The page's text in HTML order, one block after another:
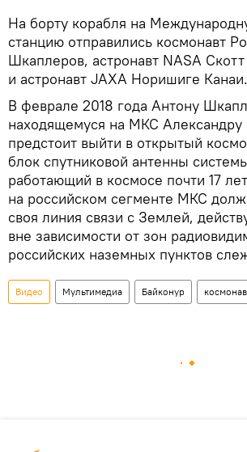
На борту корабля на
станцию отправились космонавт
Шкаплеров, астронавт NASA Скотт
и астронавт JAXA Норишиге Канаи.
В феврале 2018 года Антону
находящемуся на МКС Александру
предстоит выйти в открытый
блок спутниковой антенны
работающий в космосе почти 17
на российском сегменте МКС
своя линия связи с Землей,
вне зависимости от зон
российских наземных пунктов
Видео Мультимедиа Байконур